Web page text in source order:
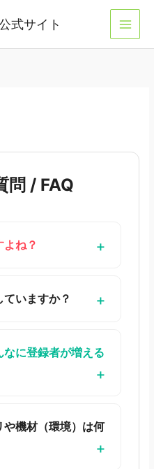
式サイト
問 / FAQ
よね？
ていますか？
に登録者が増える
や機材（環境）は何